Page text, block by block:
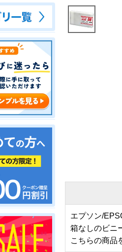
エプソン/
箱なしのビニ
こちらの商品